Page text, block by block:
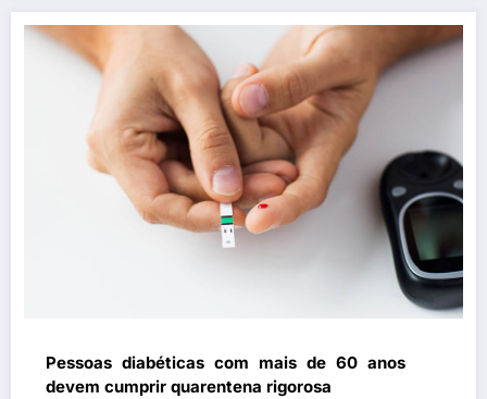
Pessoas diabéticas com mais de 60 anos
devem cumprir quarentena rigorosa